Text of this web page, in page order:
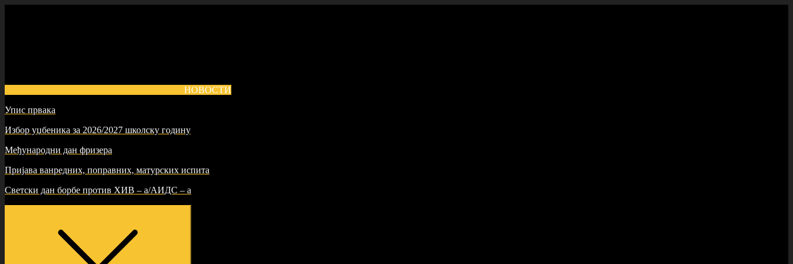
НОВОСТИ
Упис првака
Избор уџбеника за 2026/2027 школску годину
Међународни дан фризера
Пријава ванредних, поправних, матурских испита
Светски дан борбе против ХИВ – а/АИДС – а